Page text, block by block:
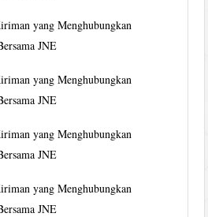
yang Menghubungkan
JNE
yang Menghubungkan
JNE
yang Menghubungkan
JNE
yang Menghubungkan
JNE